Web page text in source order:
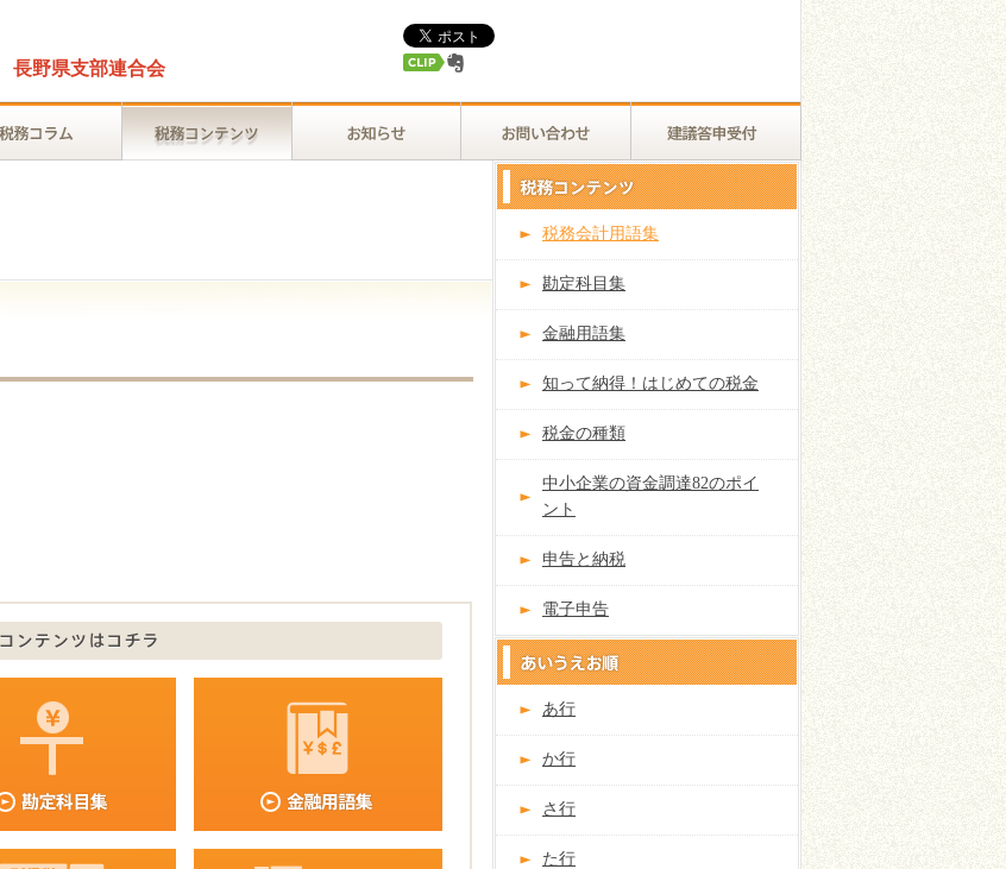
長野県支部連合会
税務会計用語集
勘定科目集
金融用語集
知って納得！はじめての税金
税金の種類
中小企業の資金調達82のポイ
ント
申告と納税
電子申告
あ行
か行
さ行
た行